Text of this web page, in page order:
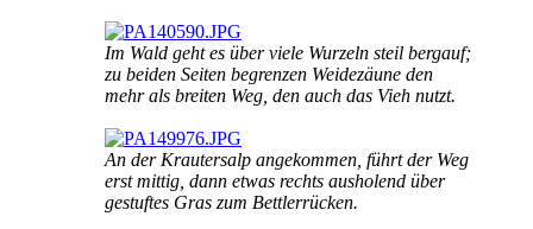
Im Wald geht es über viele Wurzeln steil bergauf;
zu beiden Seiten begrenzen Weidezäune den
mehr als breiten Weg, den auch das Vieh nutzt.
An der Krautersalp angekommen, führt der Weg
erst mittig, dann etwas rechts ausholend über
gestuftes Gras zum Bettlerrücken.